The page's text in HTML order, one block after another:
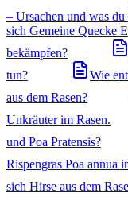
– Ursachen und was
sich Gemeine Quecke
bekämpfen?
tun?
Wie
aus dem Rasen?
Unkräuter im Rasen.
und Poa Pratensis?
Rispengras Poa annua
sich Hirse aus dem